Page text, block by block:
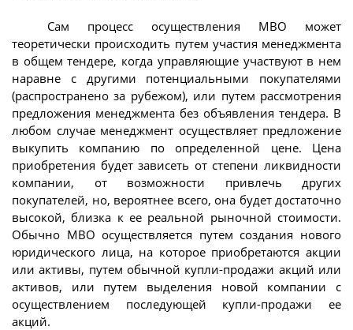
Сам процесс осуществления МВО может
теоретически происходить путем участия менеджмента
в общем тендере, когда управляющие участвуют в нем
наравне с другими потенциальными покупателями
(распространено за рубежом), или путем рассмотрения
предложения менеджмента без объявления тендера. В
любом случае менеджмент осуществляет предложение
выкупить компанию по определенной цене. Цена
приобретения будет зависеть от степени ликвидности
компании, от возможности привлечь других
покупателей, но, вероятнее всего, она будет достаточно
высокой, близка к ее реальной рыночной стоимости.
Обычно МВО осуществляется путем создания нового
юридического лица, на которое приобретаются акции
или активы, путем обычной купли-продажи акций или
активов, или путем выделения новой компании с
осуществлением последующей купли-продажи ее
акций.